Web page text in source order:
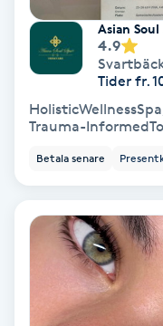
Fransrengöring
Funktionsanalys
Asian Soul
4.9
Tider fr.
Trauma-
Betala senare